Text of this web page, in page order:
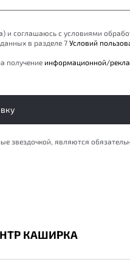
выгодах при покупке
и соглашаюсь с условиями
в разделе 7 Условий
получение информационной/
звездочкой, являются
КАШИРКА